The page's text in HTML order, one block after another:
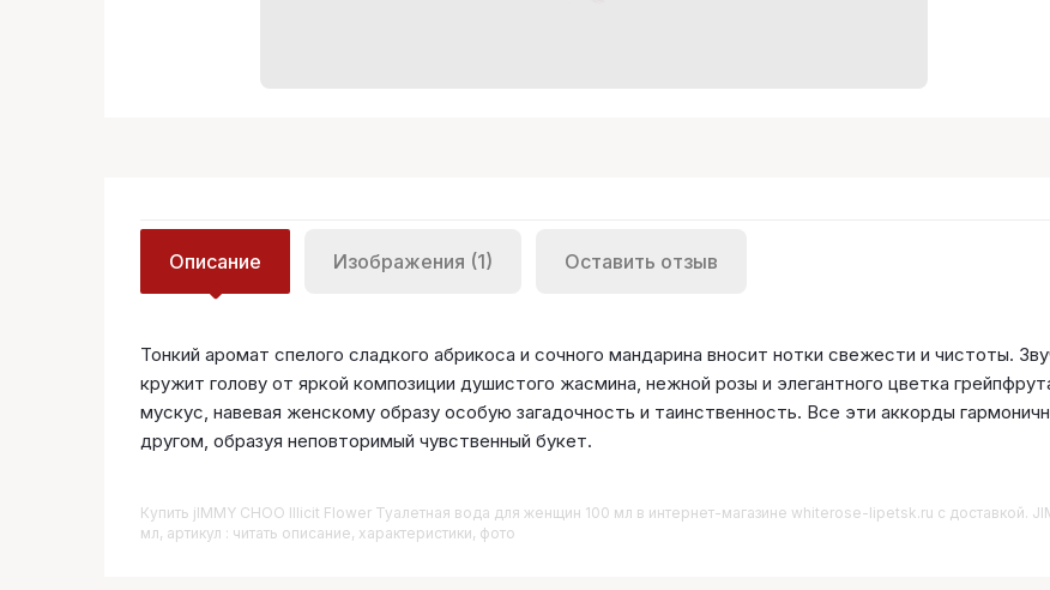
Описание Изображения (1) Оставить отзыв
Тонкий аромат спелого сладкого абрикоса и сочного мандарина вносит нотки свежести и чистоты.
кружит голову от яркой композиции душистого жасмина, нежной розы и элегантного цветка
мускус, навевая женскому образу особую загадочность и таинственность. Все эти аккорды
другом, образуя неповторимый чувственный букет.
Купить JIMMY CHOO Illicit Flower Туалетная вода для женщин 100 мл в интернет-магазине whiterose-lipetsk.ru с доставкой.
мл, артикул : читать описание, характеристики, фото